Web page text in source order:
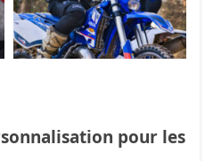
pour les